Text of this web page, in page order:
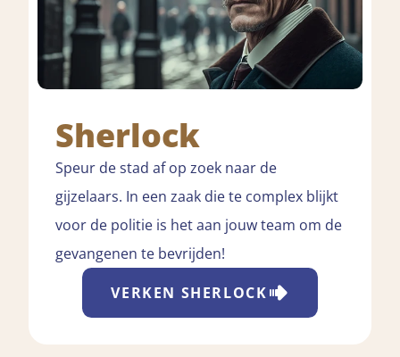
Sherlock
Speur de stad af op zoek naar de
gijzelaars. In een zaak die te complex blijkt
voor de politie is het aan jouw team om de
gevangenen te bevrijden!
VERKEN SHERLOCK